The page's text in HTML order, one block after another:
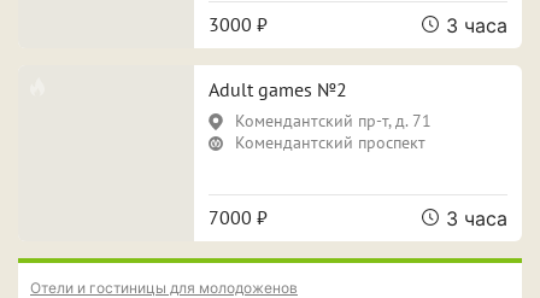
3000 ₽ 3 часа
Adult games №2
Комендантский пр-т, д. 71
Комендантский проспект
7000 ₽ 3 часа
Отели и гостиницы для молодоженов